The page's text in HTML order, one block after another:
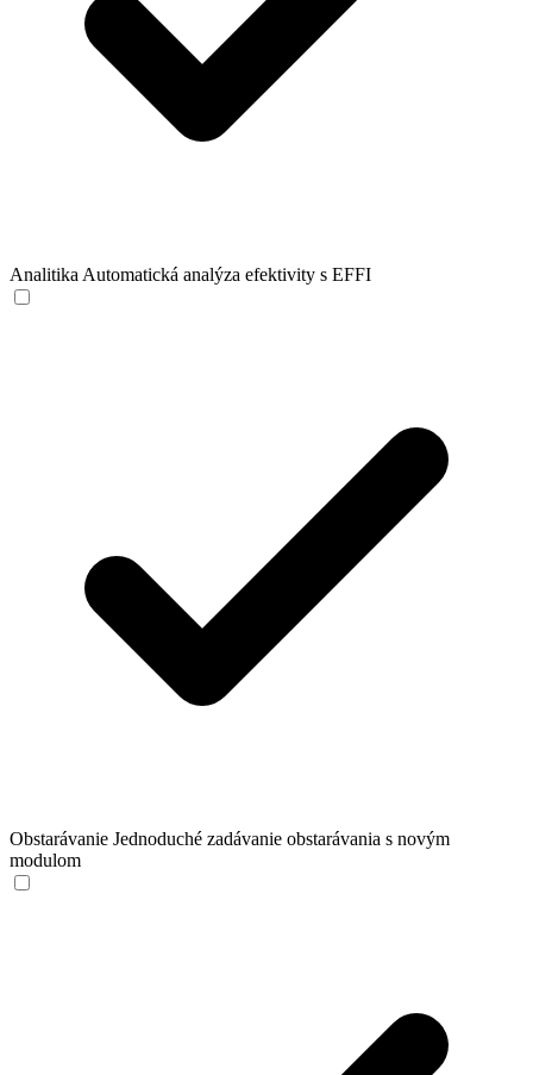
Analitika Automatická analýza efektivity s EFFI
Obstarávanie Jednoduché zadávanie obstarávania s novým
modulom